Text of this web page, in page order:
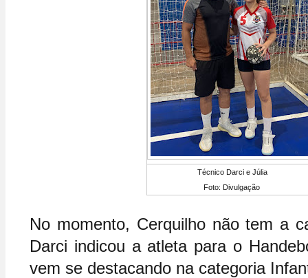
Técnico Darci e Júlia
Foto: Divulgação
No momento, Cerquilho não tem a
Darci indicou a atleta para o
vem se destacando na categoria